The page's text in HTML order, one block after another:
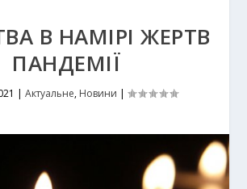
В НАМІРІ ЖЕРТВ
ПАНДЕМІЇ
| Актуальне, Новини |